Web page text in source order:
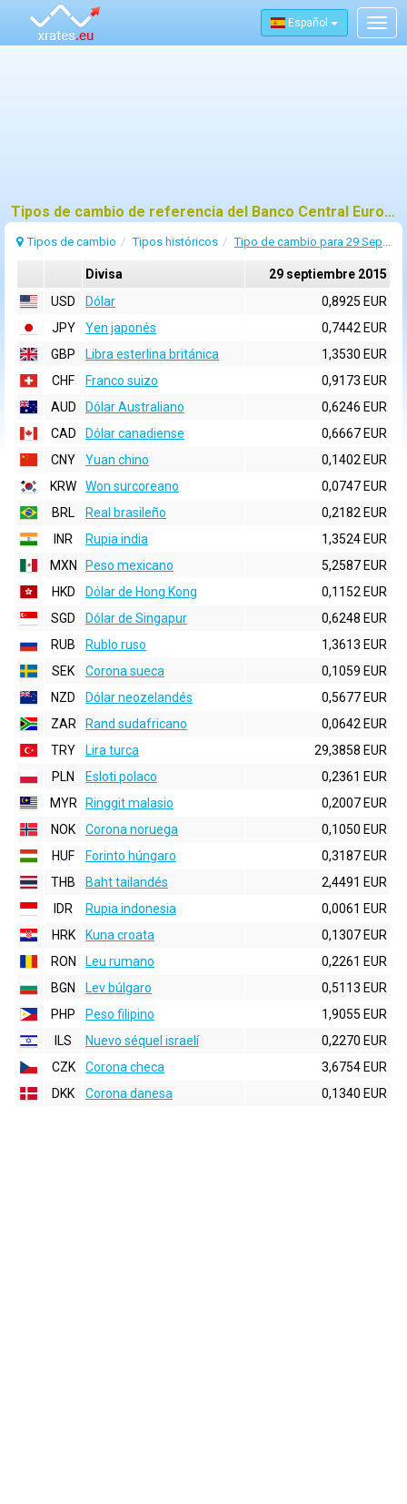
Español
Tipos de cambio de referencia del Banco Central Europeo (BCE) para 29 septiembre 2015
Tipos de cambio Tipos históricos Tipo de cambio para 29 Septiembre 2015
Divisa
29 septiembre 2015
USD
Dólar
0,8925 EUR
JPY
Yen japonés
0,7442 EUR
GBP
Libra esterlina británica
1,3530 EUR
CHF
Franco suizo
0,9173 EUR
AUD
Dólar Australiano
0,6246 EUR
CAD
Dólar canadiense
0,6667 EUR
CNY
Yuan chino
0,1402 EUR
KRW
Won surcoreano
0,0747 EUR
BRL
Real brasileño
0,2182 EUR
INR
Rupia india
1,3524 EUR
MXN
Peso mexicano
5,2587 EUR
HKD
Dólar de Hong Kong
0,1152 EUR
SGD
Dólar de Singapur
0,6248 EUR
RUB
Rublo ruso
1,3613 EUR
SEK
Corona sueca
0,1059 EUR
NZD
Dólar neozelandés
0,5677 EUR
ZAR
Rand sudafricano
0,0642 EUR
TRY
Lira turca
29,3858 EUR
PLN
Esloti polaco
0,2361 EUR
MYR
Ringgit malasio
0,2007 EUR
NOK
Corona noruega
0,1050 EUR
HUF
Forinto húngaro
0,3187 EUR
THB
Baht tailandés
2,4491 EUR
IDR
Rupia indonesia
0,0061 EUR
HRK
Kuna croata
0,1307 EUR
RON
Leu rumano
0,2261 EUR
BGN
Lev búlgaro
0,5113 EUR
PHP
Peso filipino
1,9055 EUR
ILS
Nuevo séquel israelí
0,2270 EUR
CZK
Corona checa
3,6754 EUR
DKK
Corona danesa 0,1340 EUR